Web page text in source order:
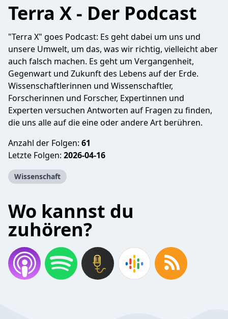
Terra X - Der Podcast
"Terra X" goes Podcast: Es geht dabei um uns und
unsere Umwelt, um das, was wir richtig, vielleicht aber
auch falsch machen. Es geht um Vergangenheit,
Gegenwart und Zukunft des Lebens auf der Erde.
Wissenschaftlerinnen und Wissenschaftler,
Forscherinnen und Forscher, Expertinnen und
Experten versuchen Antworten auf Fragen zu finden,
die uns alle auf die eine oder andere Art berühren.
Anzahl der Folgen: 61
Letzte Folgen: 2026-04-16
Wissenschaft
Wo kannst du
zuhören?